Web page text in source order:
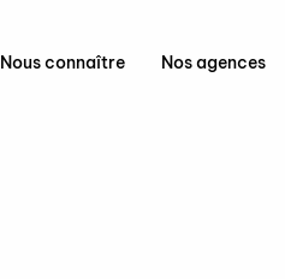
Nous connaître Nos agences